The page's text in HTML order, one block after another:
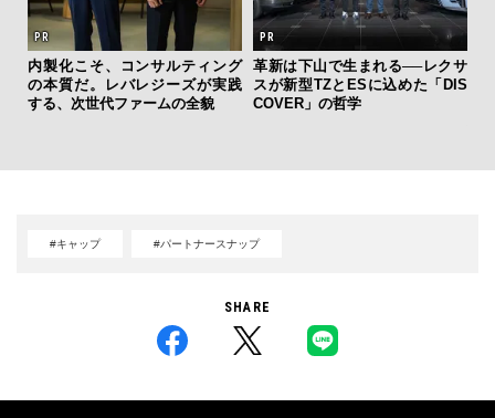
内製化こそ、コンサルティング
の本質だ。レバレジーズが実践
する、次世代ファームの全貌
革新は下山で生まれる──レクサ
スが新型TZとESに込めた「DIS
COVER」の哲学
#キャップ #パートナースナップ
SHARE